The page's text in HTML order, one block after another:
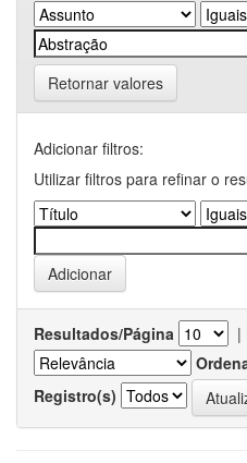
Retornar valores
Adicionar filtros:
Utilizar filtros para refinar o
Resultados/Página |
Registro(s)